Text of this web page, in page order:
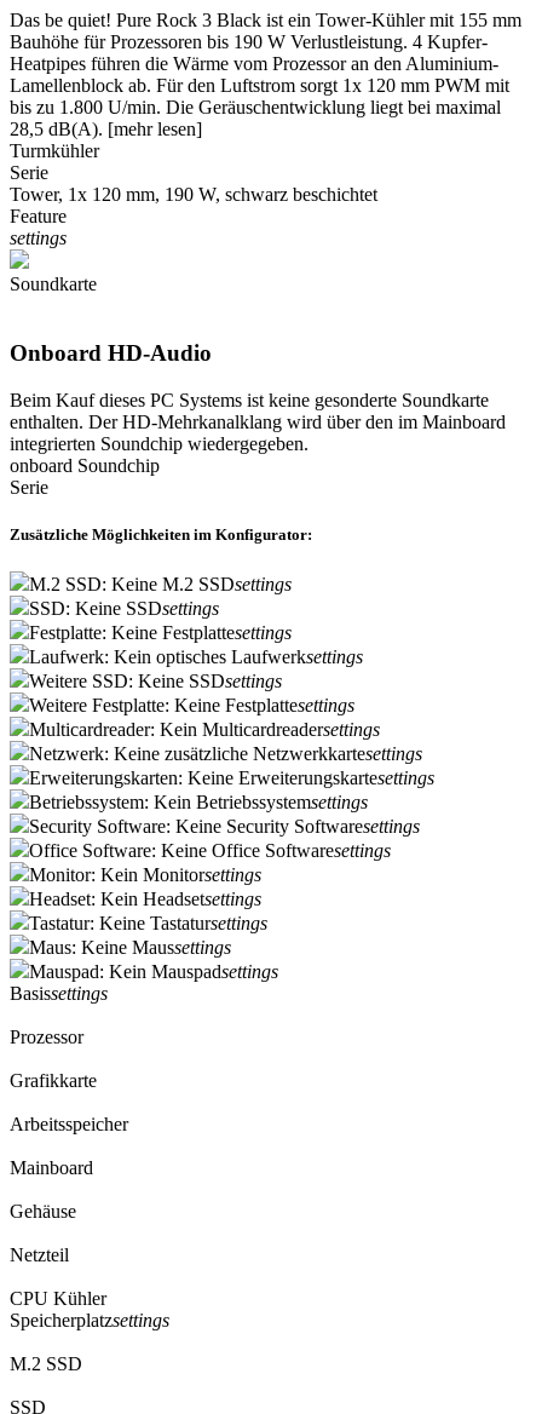
Das be quiet! Pure Rock 3 Black ist ein Tower-Kühler mit 155 mm
Bauhöhe für Prozessoren bis 190 W Verlustleistung. 4 Kupfer-
Heatpipes führen die Wärme vom Prozessor an den Aluminium-
Lamellenblock ab. Für den Luftstrom sorgt 1x 120 mm PWM mit
bis zu 1.800 U/min. Die Geräuschentwicklung liegt bei maximal
28,5 dB(A). [mehr lesen]
Turmkühler
Serie
Tower, 1x 120 mm, 190 W, schwarz beschichtet
Feature
settings
Soundkarte
Onboard HD-Audio
Beim Kauf dieses PC Systems ist keine gesonderte Soundkarte
enthalten. Der HD-Mehrkanalklang wird über den im Mainboard
integrierten Soundchip wiedergegeben.
onboard Soundchip
Serie
Zusätzliche Möglichkeiten im Konfigurator:
M.2 SSD: Keine M.2 SSDsettings
SSD: Keine SSDsettings
Festplatte: Keine Festplattesettings
Laufwerk: Kein optisches Laufwerksettings
Weitere SSD: Keine SSDsettings
Weitere Festplatte: Keine Festplattesettings
Multicardreader: Kein Multicardreadersettings
Netzwerk: Keine zusätzliche Netzwerkkartesettings
Erweiterungskarten: Keine Erweiterungskartesettings
Betriebssystem: Kein Betriebssystemsettings
Security Software: Keine Security Softwaresettings
Office Software: Keine Office Softwaresettings
Monitor: Kein Monitorsettings
Headset: Kein Headsetsettings
Tastatur: Keine Tastatursettings
Maus: Keine Maussettings
Mauspad: Kein Mauspadsettings
Basissettings
Prozessor
Grafikkarte
Arbeitsspeicher
Mainboard
Gehäuse
Netzteil
CPU Kühler
Speicherplatzsettings
M.2 SSD
SSD